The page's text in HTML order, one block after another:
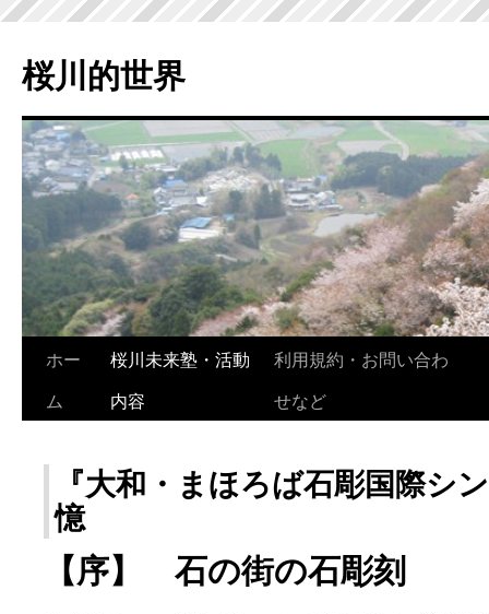
桜川的世界
ホー
ム
桜川未来塾・活動
内容
利用規約・お問い合わ
せなど
『大和・まほろば石彫国際シ
憶
【序】 石の街の石彫刻